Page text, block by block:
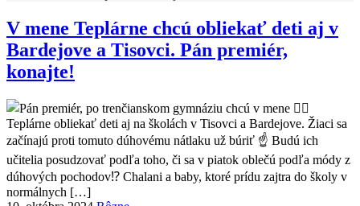
V mene Teplárne chcú obliekať deti aj v
Bardejove a Tisovci. Pán premiér,
konajte!